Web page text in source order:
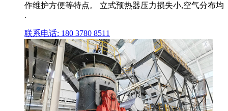
作维护方便等特点。 立式预热器压力损失小,空气分布均
.
联系电话: 180 3780 8511